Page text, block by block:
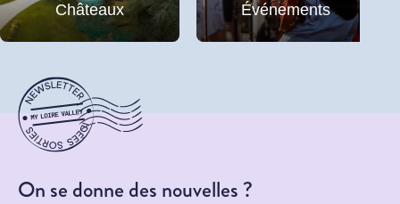
Châteaux Événements
On se donne des nouvelles ?